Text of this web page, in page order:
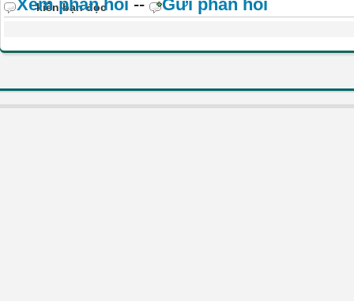
kiến bạn đọc
Xem phản hồi -- Gửi phản hồi